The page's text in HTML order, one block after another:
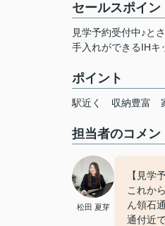
セールスポイン
見学予約受付中♪と
手入れができるIHキ
ポイント
駅近く 収納豊富
担当者のコメン
松田 夏芽
【見学
これか
ん領石
通付近